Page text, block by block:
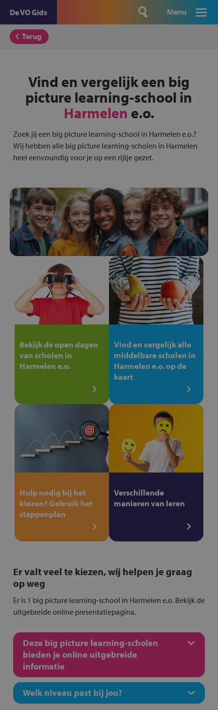
De VO Gids Menu
Terug
Vind en vergelijk een big
picture learning-school in
Harmelen e.o.
Zoek jij een big picture learning-school in Harmelen e.o.?
Wij hebben alle big picture learning-scholen in Harmelen
heel eenvoundig voor je op een rijtje gezet.
Bekijk de open dagen
van scholen in
Harmelen e.o.
Vind en vergelijk alle
middelbare scholen in
Harmelen e.o. op de
kaart
Hulp nodig bij het
kiezen? Gebruik het
stappenplan
Verschillende
manieren van leren
Er valt veel te kiezen, wij helpen je graag
op weg
Er is 1 big picture learning-school in Harmelen e.o. Bekijk de
uitgebreide online presentatiepagina.
Deze big picture learning-scholen
bieden je online uitgebreide
informatie
Welk niveau past bij jou?